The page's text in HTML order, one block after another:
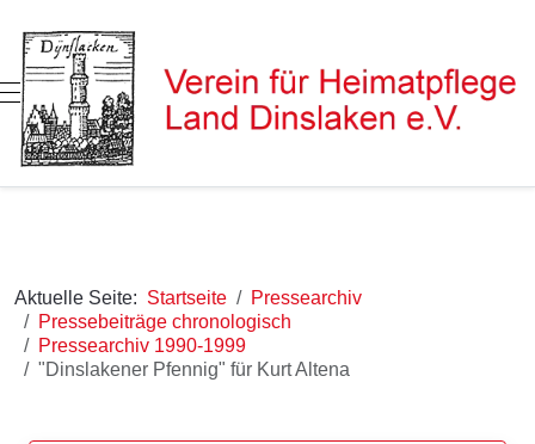
Mobile Menu Toggle
Aktuelle Seite: Startseite
Pressearchiv
Pressebeiträge chronologisch
Pressearchiv 1990-1999
"Dinslakener Pfennig" für Kurt Altena